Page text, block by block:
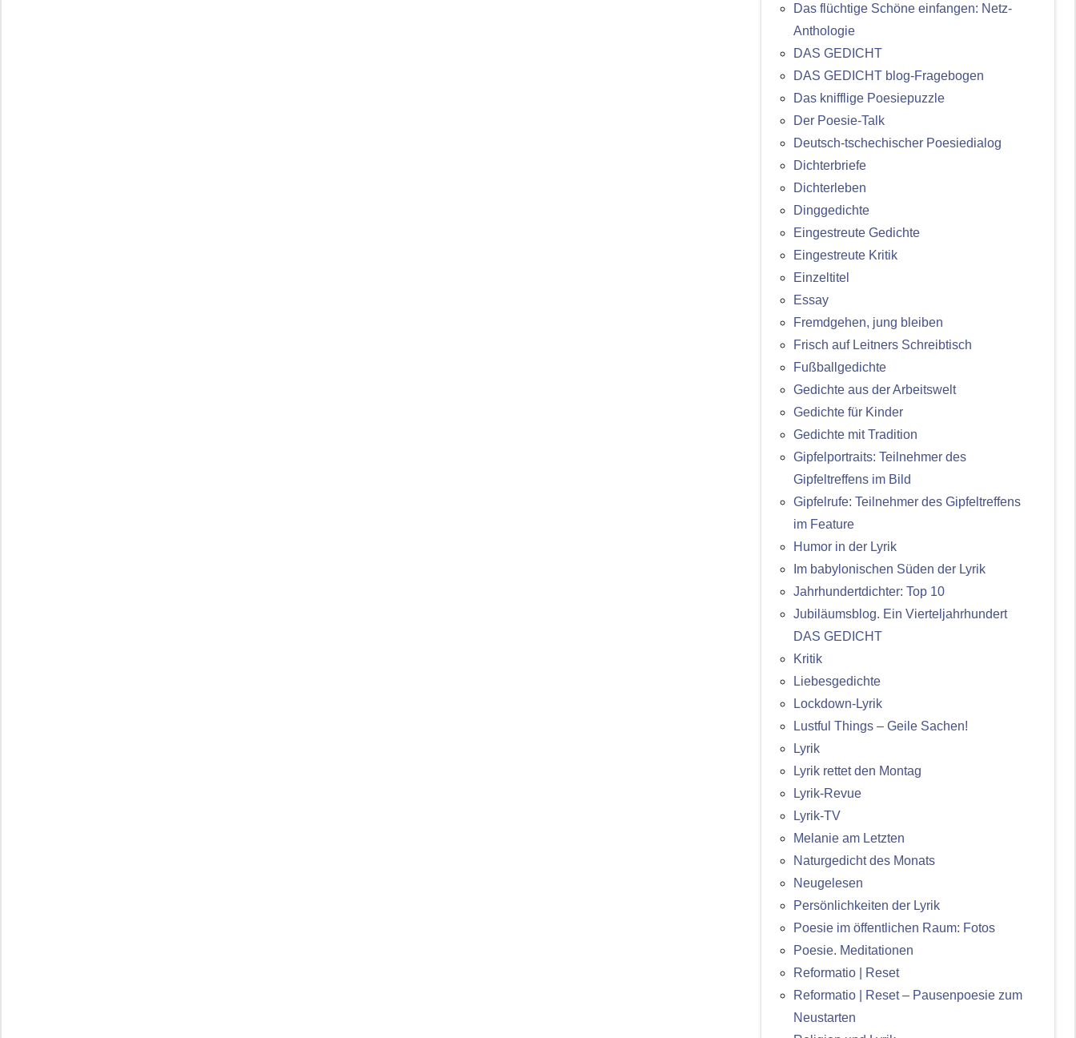
Das flüchtige Schöne einfangen: Netz-
Anthologie
DAS GEDICHT
DAS GEDICHT blog-Fragebogen
Das knifflige Poesiepuzzle
Der Poesie-Talk
Deutsch-tschechischer Poesiedialog
Dichterbriefe
Dichterleben
Dinggedichte
Eingestreute Gedichte
Eingestreute Kritik
Einzeltitel
Essay
Fremdgehen, jung bleiben
Frisch auf Leitners Schreibtisch
Fußballgedichte
Gedichte aus der Arbeitswelt
Gedichte für Kinder
Gedichte mit Tradition
Gipfelportraits: Teilnehmer des
Gipfeltreffens im Bild
Gipfelrufe: Teilnehmer des Gipfeltreffens
im Feature
Humor in der Lyrik
Im babylonischen Süden der Lyrik
Jahrhundertdichter: Top 10
Jubiläumsblog. Ein Vierteljahrhundert
DAS GEDICHT
Kritik
Liebesgedichte
Lockdown-Lyrik
Lustful Things – Geile Sachen!
Lyrik
Lyrik rettet den Montag
Lyrik-Revue
Lyrik-TV
Melanie am Letzten
Naturgedicht des Monats
Neugelesen
Persönlichkeiten der Lyrik
Poesie im öffentlichen Raum: Fotos
Poesie. Meditationen
Reformatio | Reset
Reformatio | Reset – Pausenpoesie zum
Neustarten